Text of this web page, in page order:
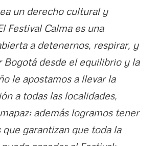
un derecho cultural y
Festival Calma es una
a detenernos, respirar, y
Bogotá desde el equilibrio y la
le apostamos a llevar la
a todas las localidades,
además logramos tener
que garantizan que toda la